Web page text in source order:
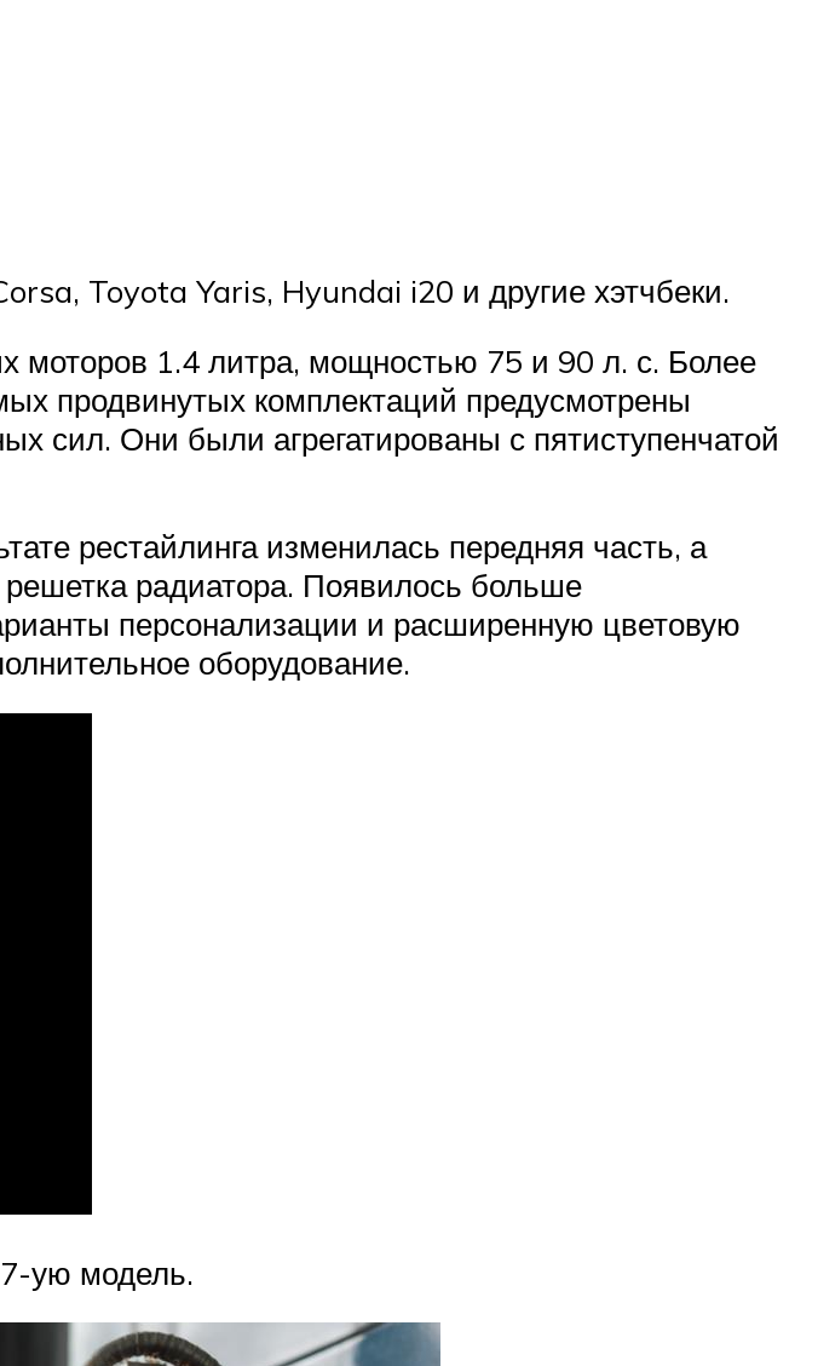
Toyota Yaris, Hyundai i20 и другие хэтчбеки.
моторов 1.4 литра, мощностью 75 и 90 л. с. Более
продвинутых комплектаций предусмотрены
сил. Они были агрегатированы с пятиступенчатой
рестайлинга изменилась передняя часть, а
радиатора. Появилось больше
персонализации и расширенную цветовую
оборудование.
ую модель.